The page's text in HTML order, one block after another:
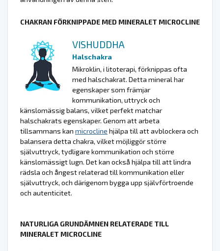
CHAKRAN FÖRKNIPPADE MED MINERALET MICROCLINE
VISHUDDHA
Halschakra
Mikroklin, i litoterapi, förknippas ofta
med halschakrat. Detta mineral har
egenskaper som främjar
kommunikation, uttryck och
känslomässig balans, vilket perfekt matchar
halschakrats egenskaper. Genom att arbeta
tillsammans kan microcline hjälpa till att avblockera och
balansera detta chakra, vilket möjliggör större
självuttryck, tydligare kommunikation och större
känslomässigt lugn. Det kan också hjälpa till att lindra
rädsla och ångest relaterad till kommunikation eller
självuttryck, och därigenom bygga upp självförtroende
och autenticitet.
NATURLIGA GRUNDÄMNEN RELATERADE TILL
MINERALET MICROCLINE